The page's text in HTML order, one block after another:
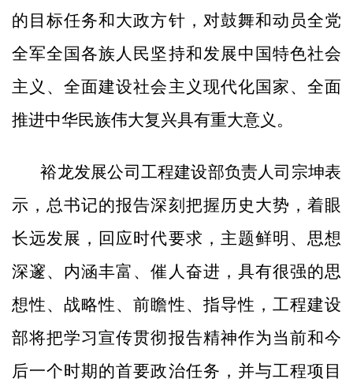
的目标任务和大政方针，对鼓舞和动员全党
全军全国各族人民坚持和发展中国特色社会
主义、全面建设社会主义现代化国家、全面
推进中华民族伟大复兴具有重大意义。
裕龙发展公司工程建设部负责人司宗坤表
示，总书记的报告深刻把握历史大势，着眼
长远发展，回应时代要求，主题鲜明、思想
深邃、内涵丰富、催人奋进，具有很强的思
想性、战略性、前瞻性、指导性，工程建设
部将把学习宣传贯彻报告精神作为当前和今
后一个时期的首要政治任务，并与工程项目